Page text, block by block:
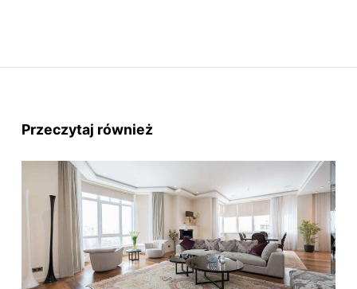
Przeczytaj również